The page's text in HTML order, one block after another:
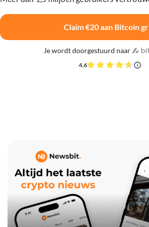
Claim €20 aan Bitcoin
Je wordt doorgestuurd naar
4,6